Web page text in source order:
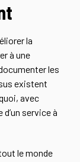
la
à une
les
existent
avec
service à
le monde